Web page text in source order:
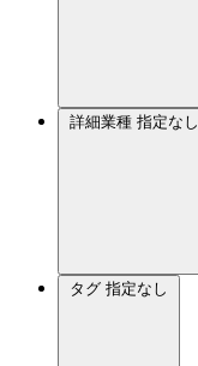
詳細業種 指定なし
タグ 指定なし